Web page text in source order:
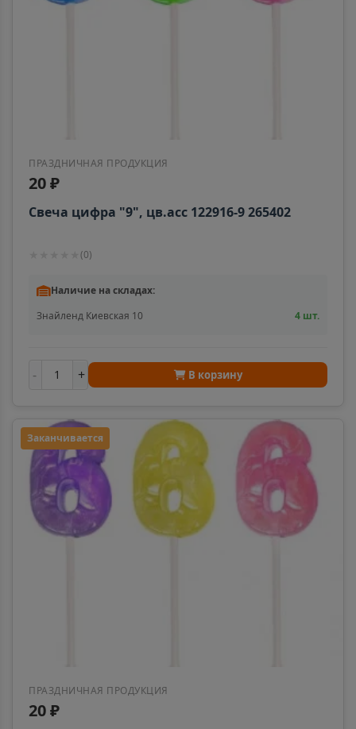
ПРАЗДНИЧНАЯ ПРОДУКЦИЯ
20 ₽
Свеча цифра "9", цв.асс 122916-9 265402
(0)
Наличие на складах:
Знайленд Киевская 10
4 шт.
- + В корзину
Заканчивается
ПРАЗДНИЧНАЯ ПРОДУКЦИЯ
20 ₽